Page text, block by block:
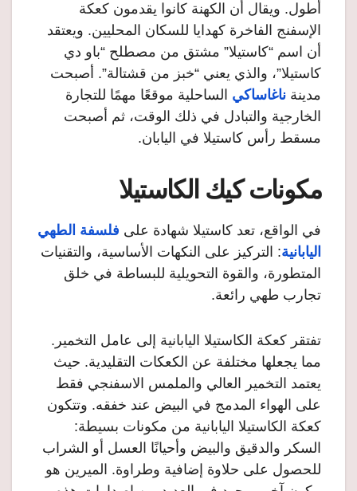
أطول. ويقال أن الكهنة كانوا يقدمون كعكة
الإسفنج الفاخرة كهدايا للسكان المحليين. ويعتقد
أن اسم “كاستيلا” مشتق من مصطلح “باو دي
كاستيلا”، والذي يعني “خبز من قشتالة”. أصبحت
مدينة ناغاساكي الساحلية موقعًا مهمًا للتجارة
الخارجية والتبادل في ذلك الوقت، ثم أصبحت
مسقط رأس كاستيلا في اليابان.
مكونات كيك الكاستيلا
في الواقع، تعد كاستيلا شهادة على فلسفة الطهي
اليابانية: التركيز على النكهات الأساسية، والتقنيات
المتطورة، والقوة التحويلية للبساطة في خلق
تجارب طهي رائعة.
تفتقر كعكة الكاستيلا اليابانية إلى عامل التخمير.
مما يجعلها مختلفة عن الكعكات التقليدية. حيث
يعتمد التخمير العالي والملمس الاسفنجي فقط
على الهواء المدمج في البيض عند خفقه. وتتكون
كعكة الكاستيلا اليابانية من مكونات بسيطة:
السكر والدقيق والبيض وأحيانًا العسل أو الشراب
للحصول على حلاوة إضافية وطراوة. الميرين هو